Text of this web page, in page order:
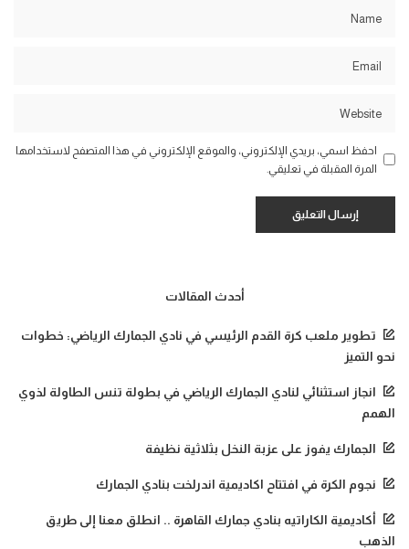
احفظ اسمي، بريدي الإلكتروني، والموقع الإلكتروني في هذا المتصفح لاستخدامها
المرة المقبلة في تعليقي.
أحدث المقالات
تطوير ملعب كرة القدم الرئيسي في نادي الجمارك الرياضي: خطوات
نحو التميز
انجاز استثنائي لنادي الجمارك الرياضي في بطولة تنس الطاولة لذوي
الهمم
الجمارك يفوز على عزبة النخل بثلاثية نظيفة
نجوم الكرة في افتتاح اكاديمية اندرلخت بنادي الجمارك
أكاديمية الكاراتيه بنادي جمارك القاهرة .. انطلق معنا إلى طريق
الذهب